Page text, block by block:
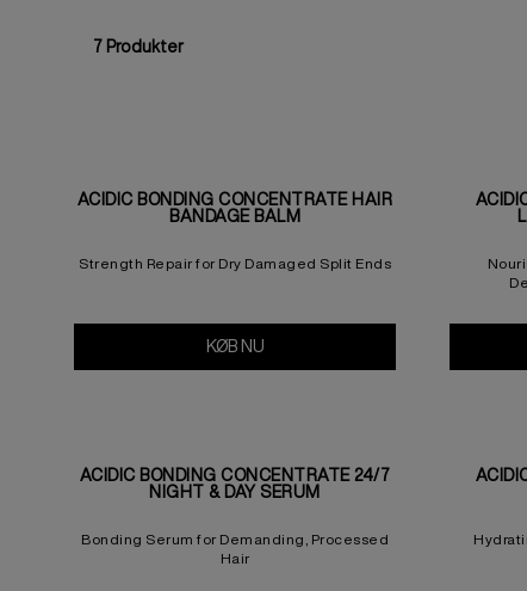
7 Produkter
ACIDIC BONDING CONCENTRATE HAIR
BANDAGE BALM
Strength Repair for Dry Damaged Split Ends
KØB NU Acidic Bonding Concentrate Hair
ACIDIC BONDING CONCENTRATE 24/7
NIGHT & DAY SERUM
Bonding Serum for Demanding, Processed
Hair